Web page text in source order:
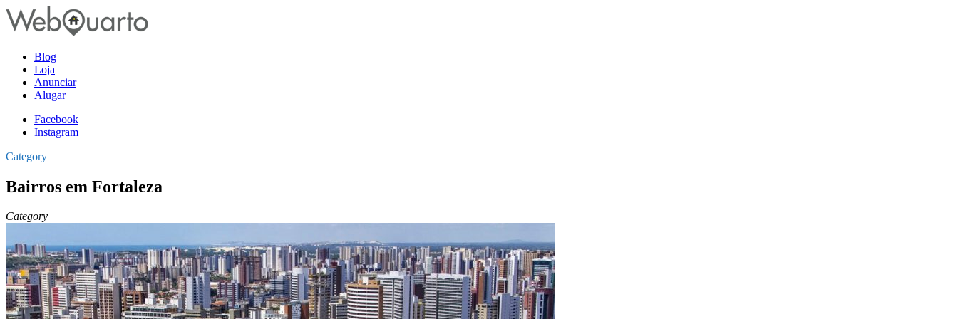
Blog
Loja
Anunciar
Alugar
Facebook
Instagram
Category
Bairros em Fortaleza
Category